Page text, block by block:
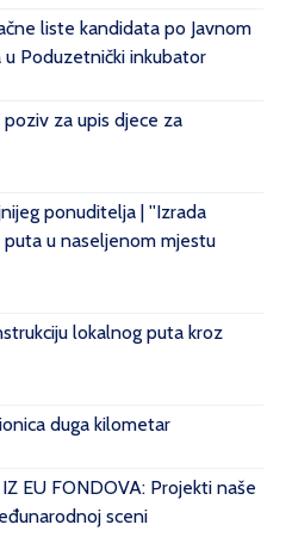
liste kandidata po Javnom
Poduzetnički inkubator
za upis djece za
ponuditelja | ''Izrada
u naseljenom mjestu
lokalnog puta kroz
duga kilometar
EU FONDOVA: Projekti naše
sceni